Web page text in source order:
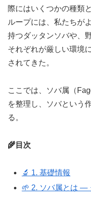
際にはいくつかの種類
ループには、私たちが
持つダッタンソバや、
それぞれが厳しい環境
されてきた。
ここでは、ソバ属（
を整理し、ソバという
る。
🌾目次
🔬 1. 基礎情報
🌱 2. ソバ属とは ―